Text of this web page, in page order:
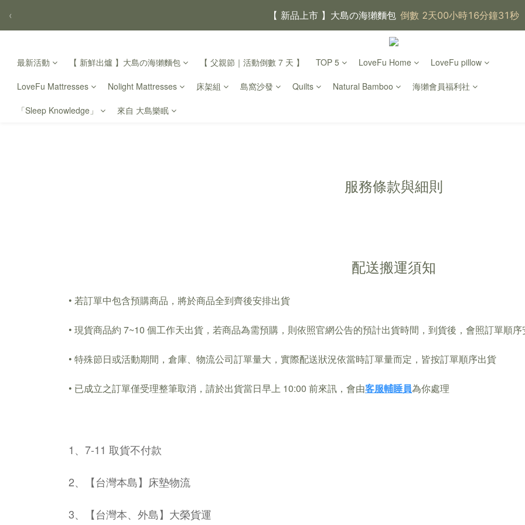
【 大島樂眠方案 】指定品項優惠，買越多省越多
【新家入厝禮】新家起點，送上祝福
‹
最新活動 【 新鮮出爐 】大島の海獺麵包 【 父親節｜活動倒數 7 天 】 TOP 5 LoveFu Home LoveFu pillow
LoveFu Mattresses Nolight Mattresses 床架組 島窩沙發 Quilts Natural Bamboo 海獺會員福利社
「Sleep Knowledge」 來自 大島樂眠
服務條款與細則
配送搬運須知
• 若訂單中包含預購商品，將於商品全到齊後安排出貨
• 現貨商品約 7~10 個工作天出貨，若商品為需預購，則依照官網公告的預計出貨時間，到貨後，會照訂單順
• 特殊節日或活動期間，倉庫、物流公司訂單量大，實際配送狀況依當時訂單量而定，皆按訂單順序出貨
• 已成立之訂單僅受理整筆取消，請於出貨當日早上 10:00 前來訊，會由客服輔睡員為你處理
1、7-11 取貨不付款
2、【台灣本島】床墊物流
3、【台灣本、外島】大榮貨運